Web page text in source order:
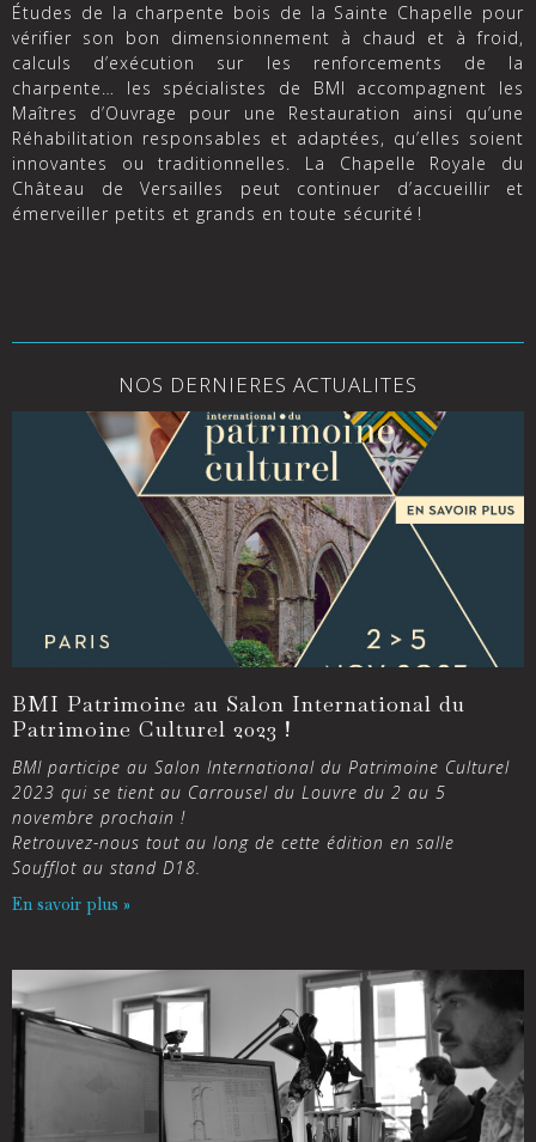
Études de la charpente bois de la Sainte Chapelle pour
vérifier son bon dimensionnement à chaud et à froid,
calculs d’exécution sur les renforcements de la
charpente… les spécialistes de BMI accompagnent les
Maîtres d’Ouvrage pour une Restauration ainsi qu’une
Réhabilitation responsables et adaptées, qu’elles soient
innovantes ou traditionnelles. La Chapelle Royale du
Château de Versailles peut continuer d’accueillir et
émerveiller petits et grands en toute sécurité !
NOS DERNIERES ACTUALITES
BMI Patrimoine au Salon International du
Patrimoine Culturel 2023 !
BMI participe au Salon International du Patrimoine Culturel
2023 qui se tient au Carrousel du Louvre du 2 au 5
novembre prochain !
Retrouvez-nous tout au long de cette édition en salle
Soufflot au stand D18.
En savoir plus »